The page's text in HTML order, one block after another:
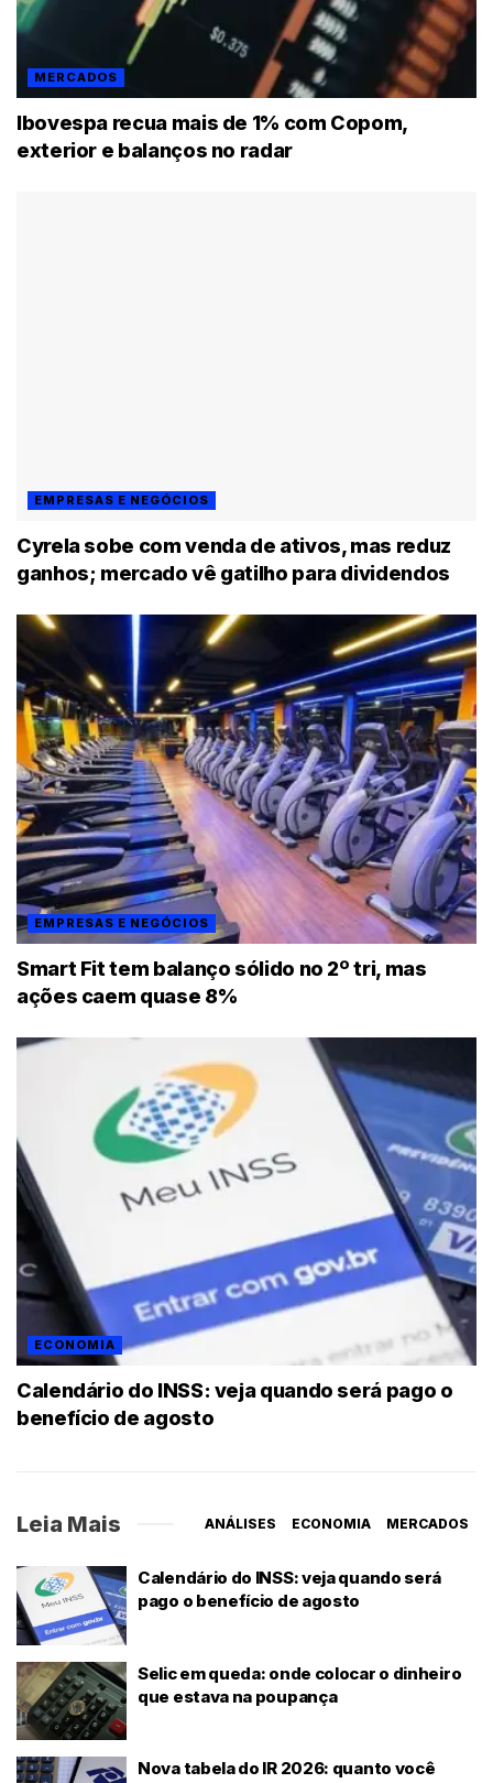
MERCADOS
Ibovespa recua mais de 1% com Copom,
exterior e balanços no radar
EMPRESAS E NEGÓCIOS
Cyrela sobe com venda de ativos, mas reduz
ganhos; mercado vê gatilho para dividendos
EMPRESAS E NEGÓCIOS
Smart Fit tem balanço sólido no 2º tri, mas
ações caem quase 8%
ECONOMIA
Calendário do INSS: veja quando será pago o
benefício de agosto
Leia Mais ANÁLISES ECONOMIA MERCADOS
Calendário do INSS: veja quando será
pago o benefício de agosto
Selic em queda: onde colocar o dinheiro
que estava na poupança
Nova tabela do IR 2026: quanto você